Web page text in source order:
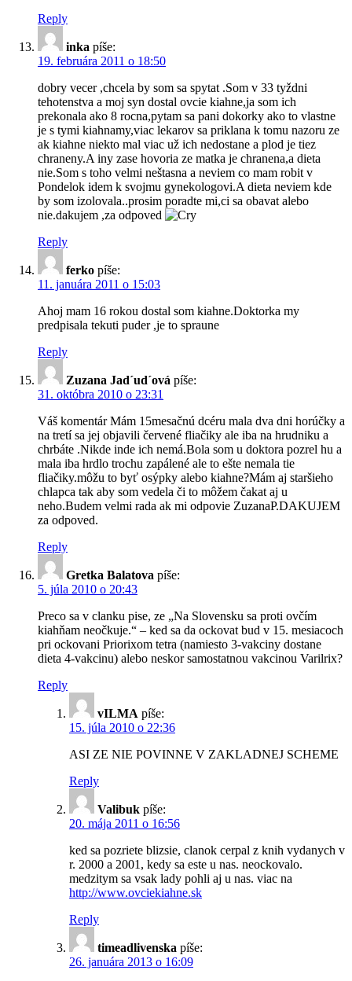
Reply
inka píše:
19. februára 2011 o 18:50
dobry vecer ,chcela by som sa spytat .Som v 33 tyždni
tehotenstva a moj syn dostal ovcie kiahne,ja som ich
prekonala ako 8 rocna,pytam sa pani dokorky ako to vlastne
je s tymi kiahnamy,viac lekarov sa priklana k tomu nazoru ze
ak kiahne niekto mal viac už ich nedostane a plod je tiez
chraneny.A iny zase hovoria ze matka je chranena,a dieta
nie.Som s toho velmi neštasna a neviem co mam robit v
Pondelok idem k svojmu gynekologovi.A dieta neviem kde
by som izolovala..prosim poradte mi,ci sa obavat alebo
nie.dakujem ,za odpoved
Reply
ferko píše:
11. januára 2011 o 15:03
Ahoj mam 16 rokou dostal som kiahne.Doktorka my
predpisala tekuti puder ,je to spraune
Reply
Zuzana Jad´ud´ová píše:
31. októbra 2010 o 23:31
Váš komentár Mám 15mesačnú dcéru mala dva dni horúčky a
na tretí sa jej objavili červené fliačiky ale iba na hrudniku a
chrbáte .Nikde inde ich nemá.Bola som u doktora pozrel hu a
mala iba hrdlo trochu zapálené ale to ešte nemala tie
fliačiky.môžu to byť osýpky alebo kiahne?Mám aj staršieho
chlapca tak aby som vedela či to môžem čakat aj u
neho.Budem velmi rada ak mi odpovie ZuzanaP.DAKUJEM
za odpoved.
Reply
Gretka Balatova píše:
5. júla 2010 o 20:43
Preco sa v clanku pise, ze „Na Slovensku sa proti ovčím
kiahňam neočkuje.“ – ked sa da ockovat bud v 15. mesiacoch
pri ockovani Priorixom tetra (namiesto 3-vakciny dostane
dieta 4-vakcinu) alebo neskor samostatnou vakcinou Varilrix?
Reply
vILMA píše:
15. júla 2010 o 22:36
ASI ZE NIE POVINNE V ZAKLADNEJ SCHEME
Reply
Valibuk píše:
20. mája 2011 o 16:56
ked sa pozriete blizsie, clanok cerpal z knih vydanych v
r. 2000 a 2001, kedy sa este u nas. neockovalo.
medzitym sa vsak lady pohli aj u nas. viac na
http://www.ovciekiahne.sk
Reply
timeadlivenska píše:
26. januára 2013 o 16:09